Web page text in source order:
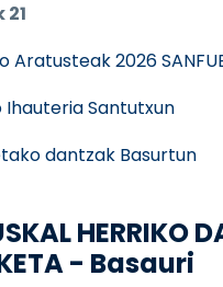
Aratusteak 2026
Ihauteria Santutxun
dantzak Basurtun
HERRIKO
- Basauri